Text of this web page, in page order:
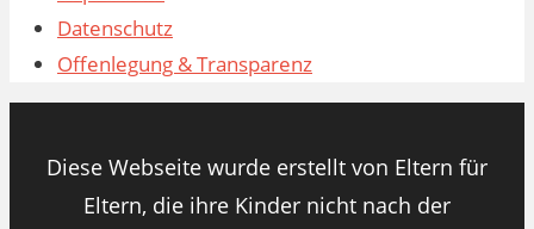
Datenschutz
Offenlegung & Transparenz
Diese Webseite wurde erstellt von Eltern für
Eltern, die ihre Kinder nicht nach der